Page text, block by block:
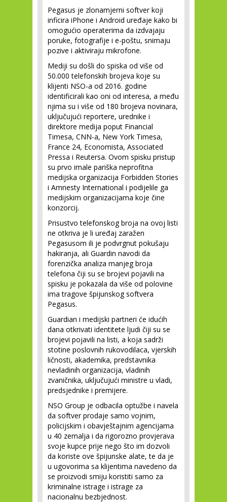
Pegasus je zlonamjerni softver koji
inficira iPhone i Android uređaje kako bi
omogućio operaterima da izdvajaju
poruke, fotografije i e-poštu, snimaju
pozive i aktiviraju mikrofone.
Mediji su došli do spiska od više od
50.000 telefonskih brojeva koje su
klijenti NSO-a od 2016. godine
identificirali kao oni od interesa, a među
njima su i više od 180 brojeva novinara,
uključujući reportere, urednike i
direktore medija poput Financial
Timesa, CNN-a, New York Timesa,
France 24, Economista, Associated
Pressa i Reutersa. Ovom spisku pristup
su prvo imale pariška neprofitna
medijska organizacija Forbidden Stories
i Amnesty International i podijelile ga
medijskim organizacijama koje čine
konzorcij.
Prisustvo telefonskog broja na ovoj listi
ne otkriva je li uređaj zaražen
Pegasusom ili je podvrgnut pokušaju
hakiranja, ali Guardin navodi da
forenzička analiza manjeg broja
telefona čiji su se brojevi pojavili na
spisku je pokazala da više od polovine
ima tragove špijunskog softvera
Pegasus.
Guardian i medijski partneri će idućih
dana otkrivati ​​identitete ljudi čiji su se
brojevi pojavili na listi, a koja sadrži
stotine poslovnih rukovodilaca, vjerskih
ličnosti, akademika, predstavnika
nevladinih organizacija, vladinih
zvaničnika, uključujući ministre u vladi,
predsjednike i premijere.
NSO Group je odbacila optužbe i navela
da softver prodaje samo vojnim,
policijskim i obavještajnim agencijama
u 40 zemalja i da rigorozno provjerava
svoje kupce prije nego što im dozvoli
da koriste ove špijunske alate, te da je
u ugovorima sa klijentima navedeno da
se proizvodi smiju koristiti samo za
kriminalne istrage i istrage za
nacionalnu bezbjednost.